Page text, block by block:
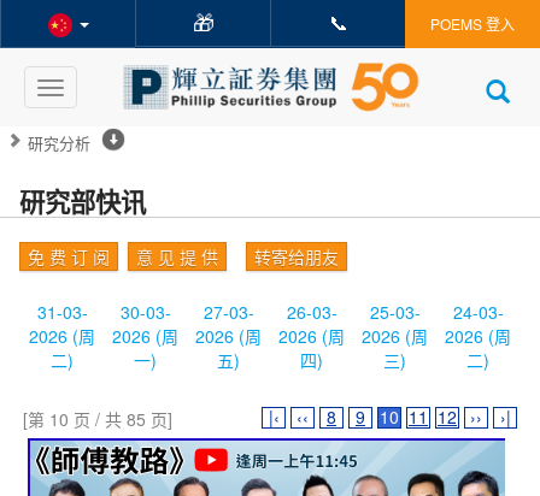
🎁 📞 POEMS 登入
Toggle
navigation
研究分析
研究部快讯
免 费 订 阅 意 见 提 供 转寄给朋友
31-03-
2026 (周
二)
30-03-
2026 (周
一)
27-03-
2026 (周
五)
26-03-
2026 (周
四)
25-03-
2026 (周
三)
24-03-
2026 (周
二)
[第 10 页 / 共 85 页] |‹ ‹‹ 8 9 10 11 12 ›› ›|